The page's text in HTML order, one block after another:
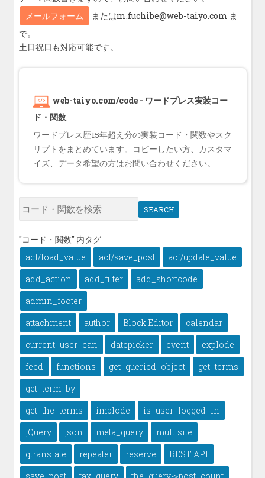
メールフォーム
またはm.fuchibe@web-taiyo.com ま
で。
土日祝日も対応可能です。
web-taiyo.com/code - ワードプレス実装コー
ド・関数
ワードプレス歴15年超え分の実装コード・関数やスク
リプトをまとめています。コピーしたい方、カスタマ
イズ、データ希望の方はお問い合わせください。
SEARCH
"コード・関数" 内タグ
acf/load_value
acf/save_post
acf/update_value
add_action
add_filter
add_shortcode
admin_footer
attachment
author Block Editor
calendar
current_user_can
datepicker event
explode
feed
functions get_queried_object
get_terms
get_term_by
get_the_terms
implode
is_user_logged_in
jQuery
json meta_query
multisite
qtranslate
repeater reserve
REST API